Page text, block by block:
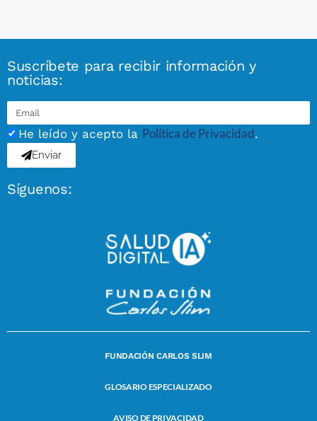
Suscríbete para recibir información y
noticias:
He leído y acepto la Política de Privacidad.
Enviar
Síguenos:
FUNDACIÓN CARLOS SLIM
GLOSARIO ESPECIALIZADO
AVISO DE PRIVACIDAD